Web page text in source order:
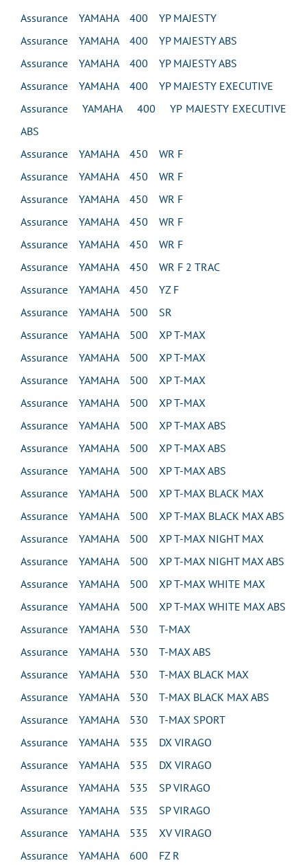
Assurance YAMAHA 400 YP MAJESTY
Assurance YAMAHA 400 YP MAJESTY ABS
Assurance YAMAHA 400 YP MAJESTY ABS
Assurance YAMAHA 400 YP MAJESTY EXECUTIVE
Assurance YAMAHA 400 YP MAJESTY EXECUTIVE
ABS
Assurance YAMAHA 450 WR F
Assurance YAMAHA 450 WR F
Assurance YAMAHA 450 WR F
Assurance YAMAHA 450 WR F
Assurance YAMAHA 450 WR F
Assurance YAMAHA 450 WR F 2 TRAC
Assurance YAMAHA 450 YZ F
Assurance YAMAHA 500 SR
Assurance YAMAHA 500 XP T-MAX
Assurance YAMAHA 500 XP T-MAX
Assurance YAMAHA 500 XP T-MAX
Assurance YAMAHA 500 XP T-MAX
Assurance YAMAHA 500 XP T-MAX ABS
Assurance YAMAHA 500 XP T-MAX ABS
Assurance YAMAHA 500 XP T-MAX ABS
Assurance YAMAHA 500 XP T-MAX BLACK MAX
Assurance YAMAHA 500 XP T-MAX BLACK MAX ABS
Assurance YAMAHA 500 XP T-MAX NIGHT MAX
Assurance YAMAHA 500 XP T-MAX NIGHT MAX ABS
Assurance YAMAHA 500 XP T-MAX WHITE MAX
Assurance YAMAHA 500 XP T-MAX WHITE MAX ABS
Assurance YAMAHA 530 T-MAX
Assurance YAMAHA 530 T-MAX ABS
Assurance YAMAHA 530 T-MAX BLACK MAX
Assurance YAMAHA 530 T-MAX BLACK MAX ABS
Assurance YAMAHA 530 T-MAX SPORT
Assurance YAMAHA 535 DX VIRAGO
Assurance YAMAHA 535 DX VIRAGO
Assurance YAMAHA 535 SP VIRAGO
Assurance YAMAHA 535 SP VIRAGO
Assurance YAMAHA 535 XV VIRAGO
Assurance YAMAHA 600 FZ R